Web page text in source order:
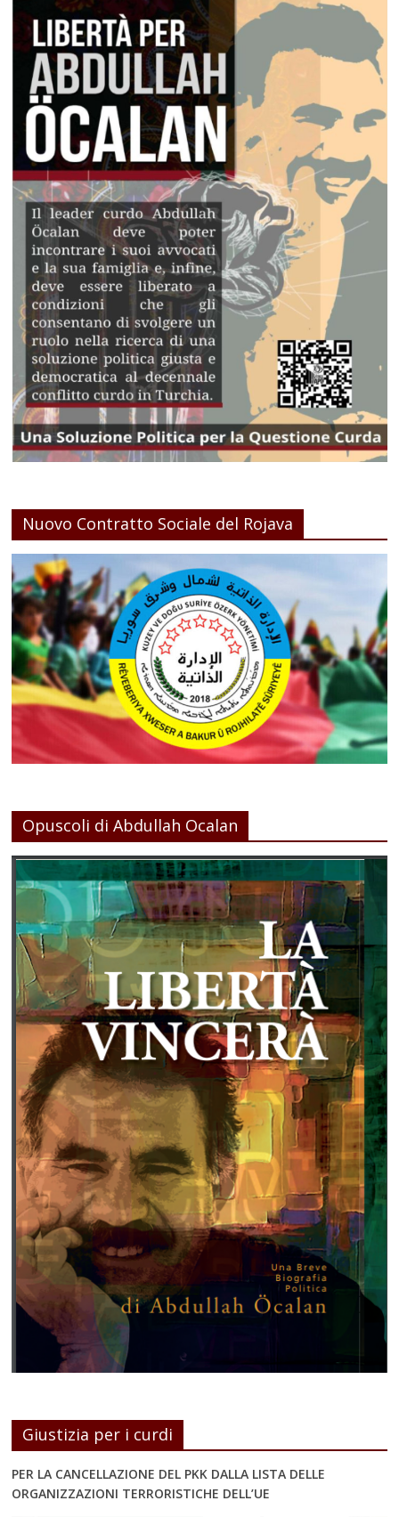
Nuovo Contratto Sociale del Rojava
Opuscoli di Abdullah Ocalan
Giustizia per i curdi
PER LA CANCELLAZIONE DEL PKK DALLA LISTA DELLE
ORGANIZZAZIONI TERRORISTICHE DELL’UE